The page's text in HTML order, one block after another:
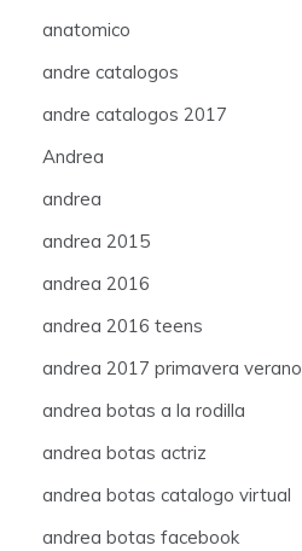
anatomico
andre catalogos
andre catalogos 2017
Andrea
andrea
andrea 2015
andrea 2016
andrea 2016 teens
andrea 2017 primavera verano
andrea botas a la rodilla
andrea botas actriz
andrea botas catalogo virtual
andrea botas facebook